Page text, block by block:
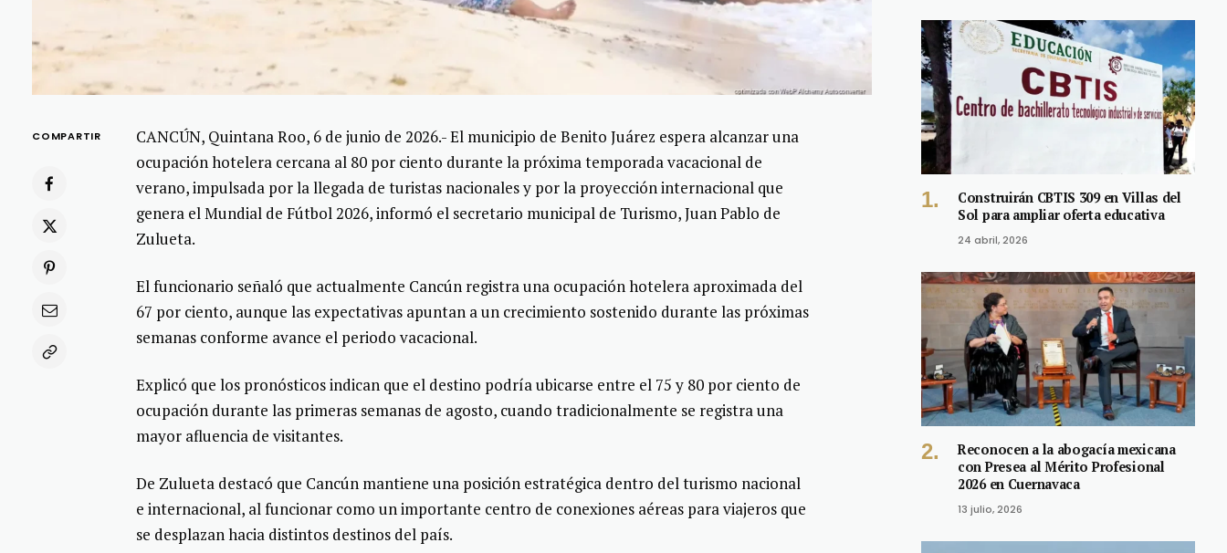
COMPARTIR
CANCÚN, Quintana Roo, 6 de junio de 2026.- El municipio de Benito Juárez espera alcanzar una
ocupación hotelera cercana al 80 por ciento durante la próxima temporada vacacional de
verano, impulsada por la llegada de turistas nacionales y por la proyección internacional que
genera el Mundial de Fútbol 2026, informó el secretario municipal de Turismo, Juan Pablo de
Zulueta.
El funcionario señaló que actualmente Cancún registra una ocupación hotelera aproximada del
67 por ciento, aunque las expectativas apuntan a un crecimiento sostenido durante las próximas
semanas conforme avance el periodo vacacional.
Explicó que los pronósticos indican que el destino podría ubicarse entre el 75 y 80 por ciento de
ocupación durante las primeras semanas de agosto, cuando tradicionalmente se registra una
mayor afluencia de visitantes.
De Zulueta destacó que Cancún mantiene una posición estratégica dentro del turismo nacional
e internacional, al funcionar como un importante centro de conexiones aéreas para viajeros que
se desplazan hacia distintos destinos del país.
Construirán CBTIS 309 en Villas del
Sol para ampliar oferta educativa
24 abril, 2026
Reconocen a la abogacía mexicana
con Presea al Mérito Profesional
2026 en Cuernavaca
13 julio, 2026